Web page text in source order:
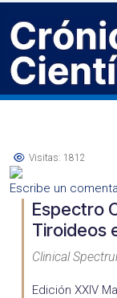
Visitas: 1812
Escribe un
Espectro
Tiroideos
Clinical
Edición XXIV